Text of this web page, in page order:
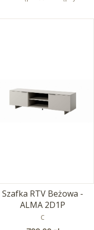
Szafka RTV Beżowa -
ALMA 2D1P
PRODUCENT
C